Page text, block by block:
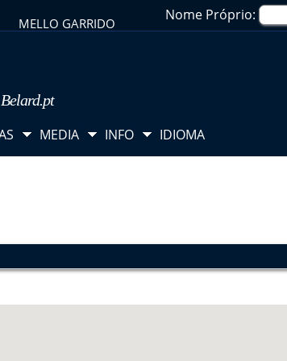
MELLO GARRIDO
Nome Próprio:
MEDIA INFO IDIOMA